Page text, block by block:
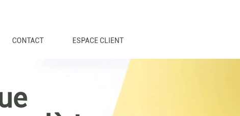
CONTACT ESPACE CLIENT